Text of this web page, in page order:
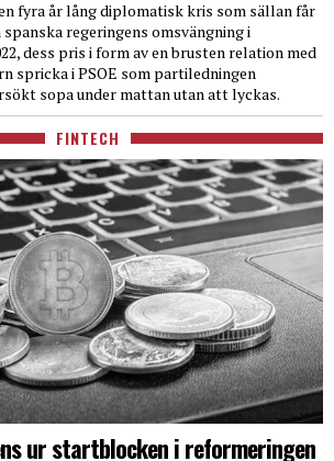
fyra år lång diplomatisk kris som sällan får
regeringens omsvängning i
dess pris i form av en brusten relation med
spricka i PSOE som partiledningen
sopa under mattan utan att lyckas.
FINTECH
ur startblocken i reformeringen